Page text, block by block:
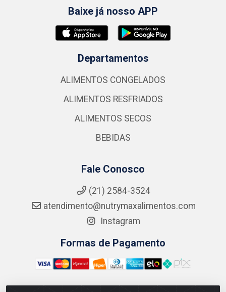
Baixe já nosso APP
Departamentos
ALIMENTOS CONGELADOS
ALIMENTOS RESFRIADOS
ALIMENTOS SECOS
BEBIDAS
Fale Conosco
(21) 2584-3524
atendimento@nutrymaxalimentos.com
Instagram
Formas de Pagamento